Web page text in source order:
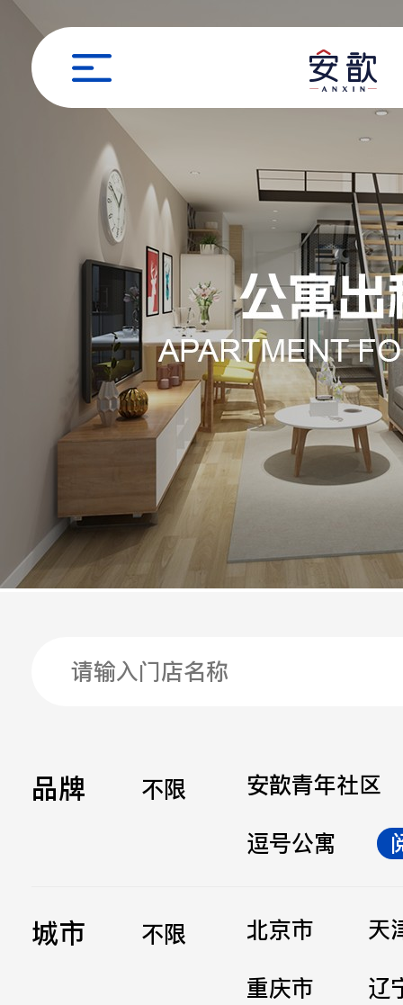
品牌 不限
安歆青年社区
逗号公寓
城市 不限 北京市
天
重庆市
辽
职位申请
姓名
手机
公司
邮箱
留言
立即提交